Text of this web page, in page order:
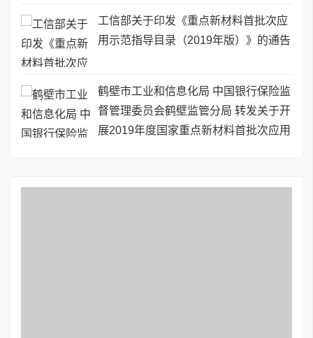
工信部关于印发《重点新材料首批次应
用示范指导目录（2019年版）》的通告
鹤壁市工业和信息化局 中国银行保险监
督管理委员会鹤壁监管分局 转发关于开
展2019年度国家重点新材料首批次应用